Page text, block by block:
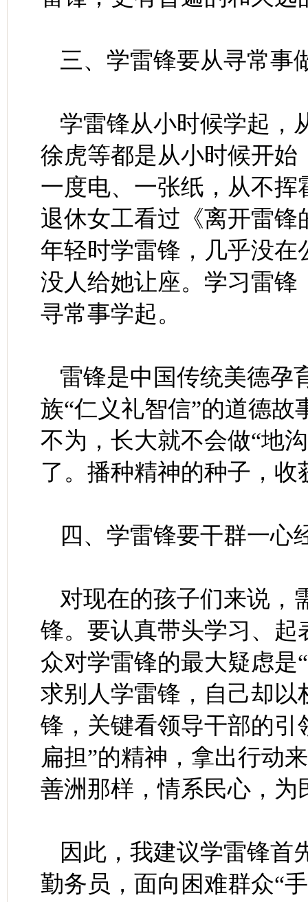
三、学雷锋要从寻常事
学雷锋从小时候学起，
徐虎等都是从小时候开
一度电、一张纸，从不
退休女工看过《离开雷
年轻时学雷锋，几乎没
没人给她让座。学习雷
寻常事学起。
雷锋是中国传统美德孕
族“仁义礼智信”的道德
不为，长大就不会做“地
了。播种精神的种子，收
四、学雷锋要干群一心
对现在的孩子们来说，
锋。要认真带头学习、
众对学雷锋的最大疑虑是
求别人学雷锋，自己却
锋，关键看领导干部的引
扁担”的精神，拿出行动
善洲那样，情系民心，为
因此，我建议学雷锋首
勤务员，面向困难群众“